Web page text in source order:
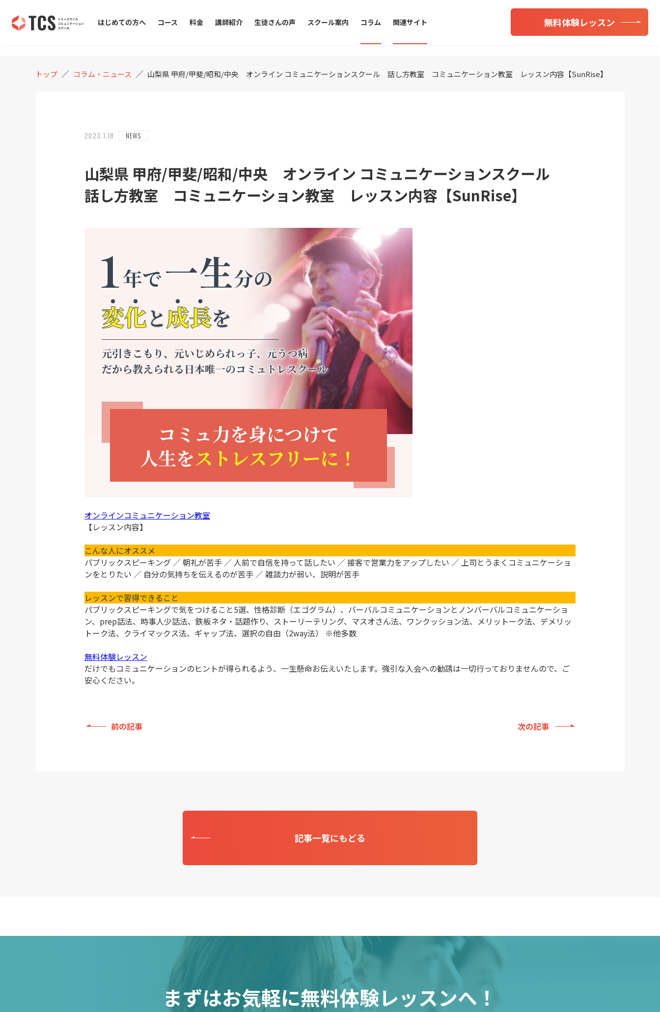
はじめての方へ コース 料金 講師紹介 生徒さんの声 スクール案内 コラム 関連サイト 無料体験レッスン
トップ ／ コラム・ニュース ／ 山梨県 甲府/甲斐/昭和/中央 オンライン コミュニケーションスクール 話し方教室 コミュニケーション教室 レッスン内容【SunRise】
2023.1.18 NEWS
山梨県 甲府/甲斐/昭和/中央 オンライン コミュニケーションスクール
話し方教室 コミュニケーション教室 レッスン内容【SunRise】
オンラインコミュニケーション教室
【レッスン内容】
こんな人にオススメ
パブリックスピーキング ／ 朝礼が苦手 ／ 人前で自信を持って話したい ／ 接客で営業力をアップしたい ／ 上司とうまくコミュニケーショ
ンをとりたい ／ 自分の気持ちを伝えるのが苦手 ／ 雑談力が弱い、説明が苦手
レッスンで習得できること
パブリックスピーキングで気をつけること5選、性格診断（エゴグラム）、バーバルコミュニケーションとノンバーバルコミュニケーショ
ン、prep話法、時事人少話法、鉄板ネタ・話題作り、ストーリーテリング、マスオさん法、ワンクッション法、メリットーク法、デメリッ
トーク法、クライマックス法、ギャップ法、選択の自由（2way法） ※他多数
無料体験レッスン
だけでもコミュニケーションのヒントが得られるよう、一生懸命お伝えいたします。強引な入会への勧誘は一切行っておりませんので、ご
安心ください。
前の記事 次の記事
記事一覧にもどる
まずはお気軽に無料体験レッスンへ！